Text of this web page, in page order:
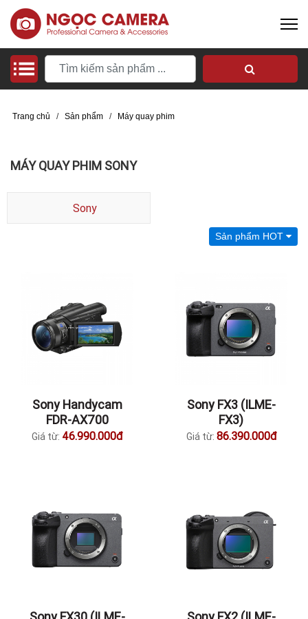
Trang chủ / Sản phẩm / Máy quay phim
MÁY QUAY PHIM SONY
Sony
Sản phẩm HOT
Sony Handycam
FDR-AX700
Giá từ: 46.990.000đ
Sony FX3 (ILME-
FX3)
Giá từ: 86.390.000đ